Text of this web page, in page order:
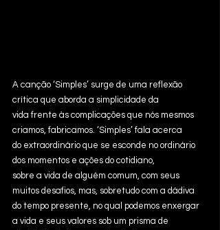
A canção ‘Simples’ surge de uma reflexão
crítica que aborda a simplicidade da
vida frente às complicações que nós mesmos
criamos, fabricamos. ‘Simples’ fala acerca
do extraordinário que se esconde no ordinário
dos momentos e ações do cotidiano,
sobre a vida de alguém comum, com seus
muitos desafios, mas, sobretudo com a dádiva
do tempo presente, no qual podemos enxergar
a vida e seus valores sob um prisma de